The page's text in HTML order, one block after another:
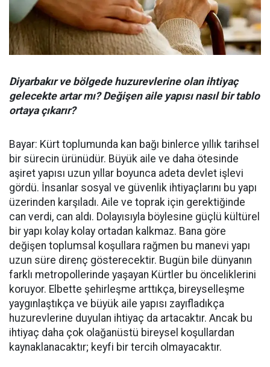
Diyarbakır ve bölgede huzurevlerine olan ihtiyaç
gelecekte artar mı? Değişen aile yapısı nasıl bir tablo
ortaya çıkarır?
Bayar: Kürt toplumunda kan bağı binlerce yıllık tarihsel
bir sürecin ürünüdür. Büyük aile ve daha ötesinde
aşiret yapısı uzun yıllar boyunca adeta devlet işlevi
gördü. İnsanlar sosyal ve güvenlik ihtiyaçlarını bu yapı
üzerinden karşıladı. Aile ve toprak için gerektiğinde
can verdi, can aldı. Dolayısıyla böylesine güçlü kültürel
bir yapı kolay kolay ortadan kalkmaz. Bana göre
değişen toplumsal koşullara rağmen bu manevi yapı
uzun süre direnç gösterecektir. Bugün bile dünyanın
farklı metropollerinde yaşayan Kürtler bu önceliklerini
koruyor. Elbette şehirleşme arttıkça, bireyselleşme
yaygınlaştıkça ve büyük aile yapısı zayıfladıkça
huzurevlerine duyulan ihtiyaç da artacaktır. Ancak bu
ihtiyaç daha çok olağanüstü bireysel koşullardan
kaynaklanacaktır; keyfi bir tercih olmayacaktır.